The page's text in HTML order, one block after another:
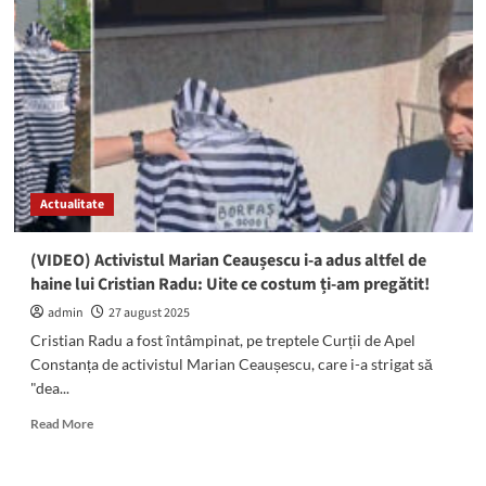
în
mai
municipiul
Constanța
Actualitate
(VIDEO) Activistul Marian Ceaușescu i-a adus altfel de
haine lui Cristian Radu: Uite ce costum ți-am pregătit!
admin
27 august 2025
Cristian Radu a fost întâmpinat, pe treptele Curții de Apel
Constanța de activistul Marian Ceaușescu, care i-a strigat să
"dea...
Read MoreRead